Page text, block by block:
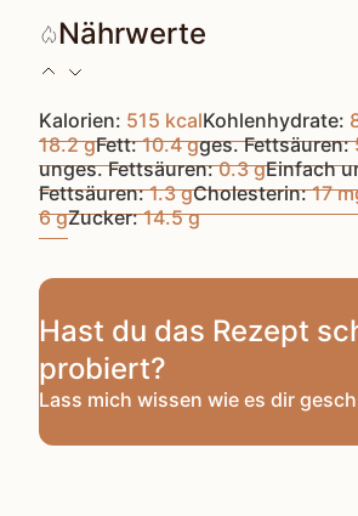
Nährwerte
Kalorien: 515 kcalKohlenhydrate:
18.2 gFett:10.4 gges. Fettsäuren:
unges. Fettsäuren:0.3 gEinfach
Fettsäuren:1.3 gCholesterin:17
6 gZucker:14.5 g
Hast du das Rezept
probiert?
Lass mich wissen wie es dir